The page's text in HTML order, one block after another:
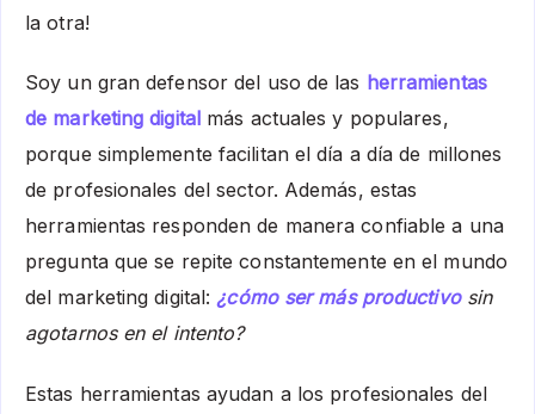
la otra!
Soy un gran defensor del uso de las herramientas
de marketing digital más actuales y populares,
porque simplemente facilitan el día a día de millones
de profesionales del sector. Además, estas
herramientas responden de manera confiable a una
pregunta que se repite constantemente en el mundo
del marketing digital: ¿cómo ser más productivosin
agotarnos en el intento?
Estas herramientas ayudan a los profesionales del